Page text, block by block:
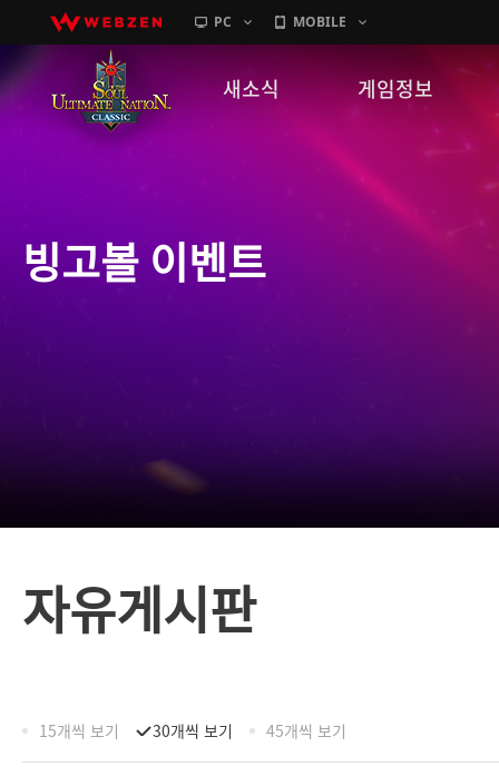
PC MOBILE
새소식
GM노트
게임정보
캐릭터소개
빙고볼 이벤트
자유게시판
15개씩 보기 30개씩 보기 45개씩 보기